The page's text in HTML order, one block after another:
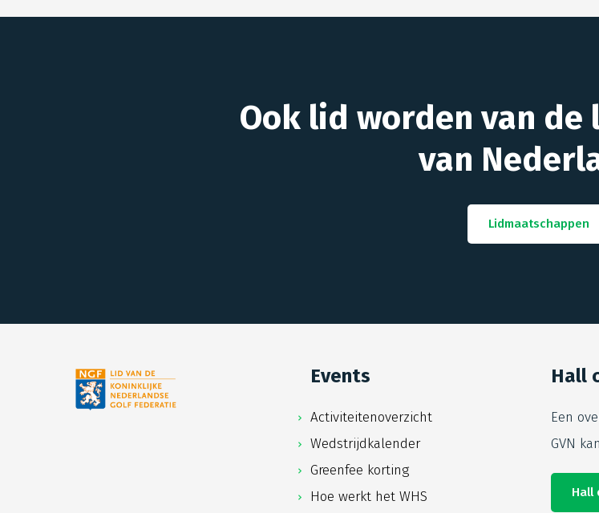
Ook lid worden van
van
Lidmaatschappen
Events
Activiteitenoverzicht
Wedstrijdkalender
Greenfee korting
Hoe werkt het WHS
Hall
Een
GVN
Hall